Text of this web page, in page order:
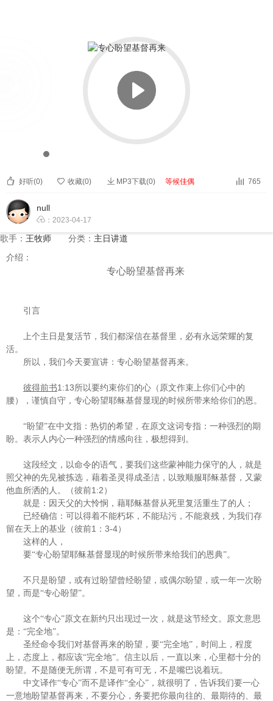
 好听(0)  收藏(0)  MP3下载(0) 等候佳偶  765
null
 ：2023-04-17
歌手： 王牧师 分类： 主日讲道
介绍：
专心盼望基督再来
引言
上个主日是复活节，我们都深信在基督里，必有永远荣耀的复
活。
所以，我们今天要宣讲：专心盼望基督再来。
彼得前书1:13所以要约束你们的心（原文作束上你们心中的
腰），谨慎自守，专心盼望耶稣基督显现的时候所带来给你们的恩。
“盼望”在中文指：热切的希望，在原文这词专指：一种强烈的期
盼。表示人内心一种强烈的情感向往，极想得到。
这段经文，以命令的语气，要我们这些蒙神能力保守的人，就是
照父神的先见被拣选，藉着圣灵得成圣洁，以致顺服耶稣基督，又蒙
他血所洒的人。（彼前1:2 ）
就是：因天父的大怜悯，藉耶稣基督从死里复活重生了的人；
已经确信：可以得着不能朽坏，不能玷污，不能衰残，为我们存
留在天上的基业（彼前1 ： 3-4）
这样的人，
要“专心盼望耶稣基督显现的时候所带来给我们的恩典”。
不只是盼望，或有过盼望曾经盼望，或偶尔盼望，或一年一次盼
望，而是“专心盼望”。
这个“专心”原文在新约只出现过一次，就是这节经文。原文意思
是：“完全地”。
圣经命令我们对基督再来的盼望，要“完全地”，时间上，程度
上，态度上，都应该“完全地”。信主以后，一直以来，心里都十分的
盼望。不是随便无所谓，不是可有可无，不是嘴巴说着玩。
中文译作“专心”而不是译作“全心”，就很明了，告诉我们要一心
一意地盼望基督再来，不要分心，务要把你最向往的、最期待的、最